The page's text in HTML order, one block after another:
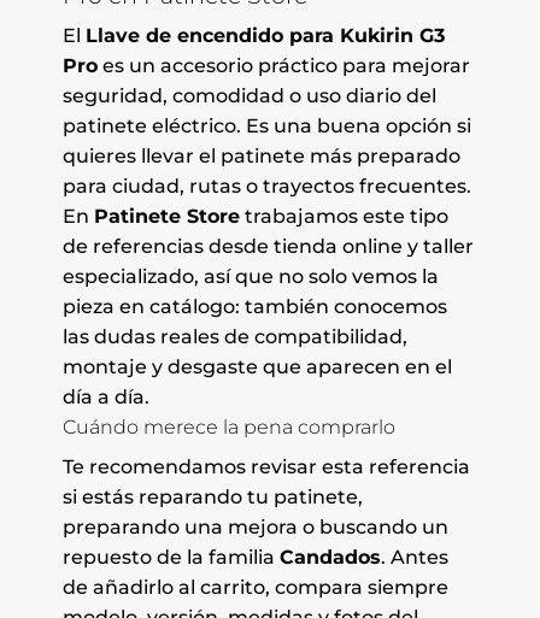
El Llave de encendido para Kukirin G3
Proes un accesorio práctico para mejorar
seguridad, comodidad o uso diario del
patinete eléctrico. Es una buena opción si
quieres llevar el patinete más preparado
para ciudad, rutas o trayectos frecuentes.
En Patinete Storetrabajamos este tipo
de referencias desde tienda online y taller
especializado, así que no solo vemos la
pieza en catálogo: también conocemos
las dudas reales de compatibilidad,
montaje y desgaste que aparecen en el
día a día.
Cuándo merece la pena comprarlo
Te recomendamos revisar esta referencia
si estás reparando tu patinete,
preparando una mejora o buscando un
repuesto de la familia Candados. Antes
de añadirlo al carrito, compara siempre